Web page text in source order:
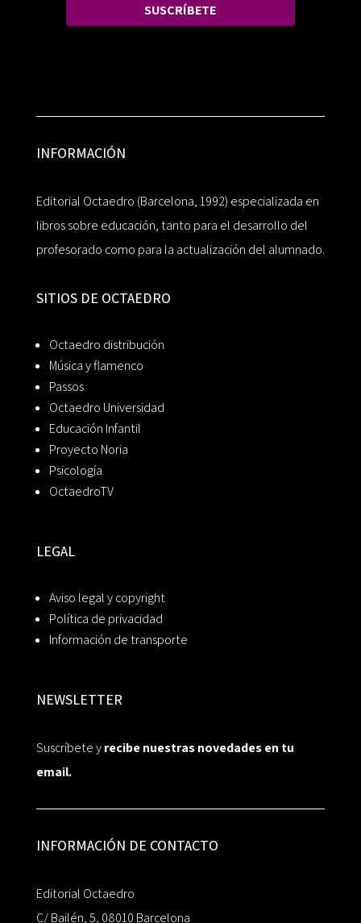
SUSCRÍBETE
INFORMACIÓN
Editorial Octaedro (Barcelona, 1992) especializada en
libros sobre educación, tanto para el desarrollo del
profesorado como para la actualización del alumnado.
SITIOS DE OCTAEDRO
Octaedro distribución
Música y flamenco
Passos
Octaedro Universidad
Educación Infantil
Proyecto Noria
Psicología
OctaedroTV
LEGAL
Aviso legal y copyright
Política de privacidad
Información de transporte
NEWSLETTER
Suscríbete yrecibe nuestras novedades en tu
email.
INFORMACIÓN DE CONTACTO
Editorial Octaedro
C/ Bailén, 5, 08010 Barcelona